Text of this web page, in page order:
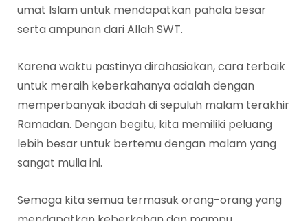
umat Islam untuk mendapatkan pahala besar
serta ampunan dari Allah SWT.
Karena waktu pastinya dirahasiakan, cara terbaik
untuk meraih keberkahanya adalah dengan
memperbanyak ibadah di sepuluh malam terakhir
Ramadan. Dengan begitu, kita memiliki peluang
lebih besar untuk bertemu dengan malam yang
sangat mulia ini.
Semoga kita semua termasuk orang-orang yang